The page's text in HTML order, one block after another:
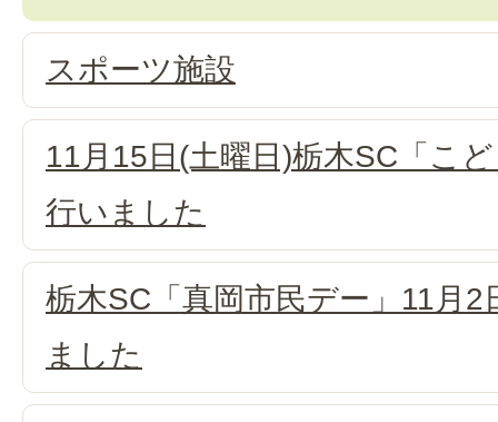
スポーツ施設
11月15日(土曜日)栃木SC「こ
行いました
栃木SC「真岡市民デー」11月2
ました